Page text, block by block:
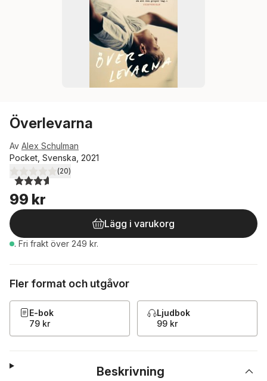
Överlevarna
Av Alex Schulman
Pocket, Svenska, 2021
3,6utav 5 stjärnor. Totalt antal röster:
(20)
99 kr
Lägg i varukorg
. Fri frakt över 249 kr.
Fler format och utgåvor
E-bok
79 kr
Ljudbok
99 kr
Beskrivning